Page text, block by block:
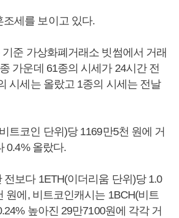
세를 보이고 있다.
준 가상화폐거래소 빗썸에서 거래
가운데 61종의 시세가 24시간 전
시세는 올랐고 1종의 시세는 전날
트코인 단위)당 1169만5천 원에 거
0.4% 올랐다.
전보다 1ETH(이더리움 단위)당 1.0
원에, 비트코인캐시는 1BCH(비트
높아진 29만7100원에 각각 거